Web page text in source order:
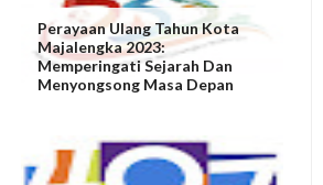
Perayaan Ulang Tahun Kota
Majalengka 2023:
Memperingati Sejarah Dan
Menyongsong Masa Depan